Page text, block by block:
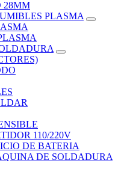
28MM
PLASMA
110/220V
DE BATERIA
DE SOLDADURA